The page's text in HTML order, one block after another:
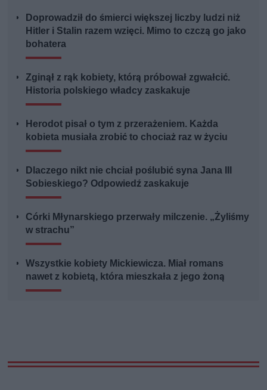
Doprowadził do śmierci większej liczby ludzi niż
Hitler i Stalin razem wzięci. Mimo to czczą go jako
bohatera
Zginął z rąk kobiety, którą próbował zgwałcić.
Historia polskiego władcy zaskakuje
Herodot pisał o tym z przerażeniem. Każda
kobieta musiała zrobić to chociaż raz w życiu
Dlaczego nikt nie chciał poślubić syna Jana III
Sobieskiego? Odpowiedź zaskakuje
Córki Młynarskiego przerwały milczenie. „Żyliśmy
w strachu”
Wszystkie kobiety Mickiewicza. Miał romans
nawet z kobietą, która mieszkała z jego żoną